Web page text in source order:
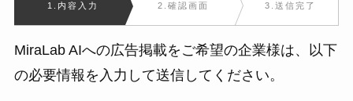
1.内容入力 2.確認画面 3.送信完了
MiraLab AIへの広告掲載をご希望の企業様は、以下
の必要情報を入力して送信してください。